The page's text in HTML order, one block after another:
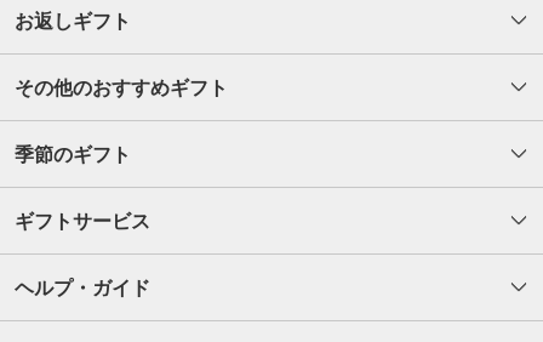
お返しギフト
その他のおすすめギフト
季節のギフト
ギフトサービス
ヘルプ・ガイド